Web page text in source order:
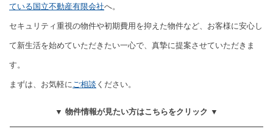
ている国立不動産有限会社へ。
セキュリティ重視の物件や初期費用を抑えた物件など、お客様に安心し
て新生活を始めていただきたい一心で、真摯に提案させていただきま
す。
まずは、お気軽にご相談 ください。
▼ 物件情報が見たい方はこちらをクリック ▼